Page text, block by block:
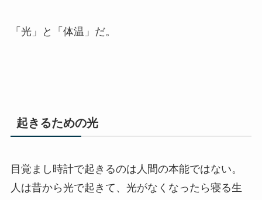
「光」と「体温」だ。
起きるための光
目覚まし時計で起きるのは人間の本能ではない。
人は昔から光で起きて、光がなくなったら寝る生